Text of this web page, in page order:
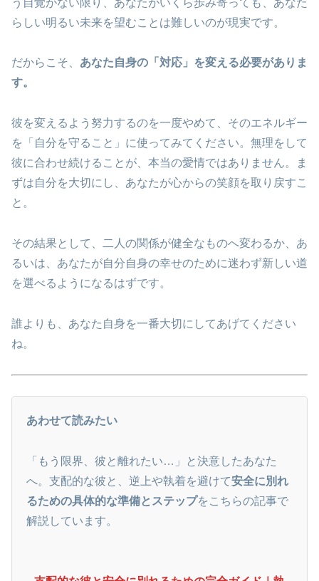
らしい明るい未来を望むことは難しいのが現実です。
だからこそ、 あなた自身の「対応」を変える必要がありま
す。
彼を変えるよう努力するのを一度やめて、そのエネルギー
を「自分を守ること」に使ってみてください。無理をして
彼に合わせ続けることが、本当の愛情ではありません。ま
ずは自分を大切にし、あなたが心からの笑顔を取り戻すこ
と。
その結果として、二人の関係が健全なものへ変わるか、あ
るいは、あなたが自分自身の幸せのために迷わず新しい道
を選べるようになるはずです。
誰よりも、あなた自身を一番大切にしてあげてください
ね。
あわせて読みたい
「もう限界、彼と離れたい…」と決意したあなた
へ。支配的な彼と、逆上や執着を避けて安全に別れ
るための具体的な準備とステップをこちらの記事で
解説しています。